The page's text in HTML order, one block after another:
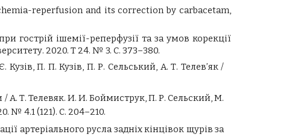
reperfusion and its correction by carbacetam,
гострій ішемії-реперфузії та за умов корекції
2020. Т 24. № 3. С. 373–380.
П. П. Кузів, П. Р. Сельський, А. Т. Телев’як /
Т. Телевяк. И. И. Боймиструк, П. Р. Сельский, М.
4.1 (121). С. 204–210.
артеріального русла задніх кінцівок щурів за